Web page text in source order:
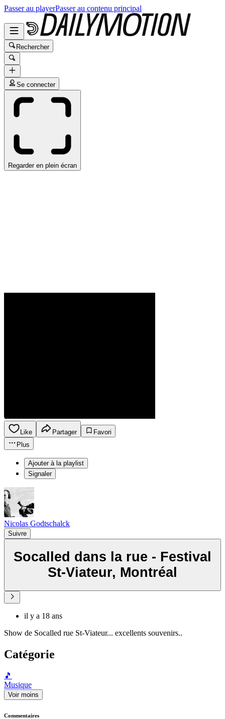
Passer au playerPasser au contenu principal
Rechercher
Se connecter
Regarder en plein écran
Like Partager
Favori
Plus
Ajouter à la playlist
Signaler
Nicolas Godtschalck
Suivre
Socalled dans la rue - Festival
St-Viateur, Montréal
il y a 18 ans
Show de Socalled rue St-Viateur... excellents souvenirs..
Catégorie
🎵
Musique
Voir moins
Commentaires